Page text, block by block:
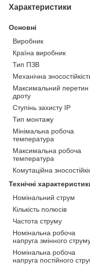
Характеристики
Основні
Виробник
Країна виробник
Тип ПЗВ
Механічна
Максимальний перетин
дроту
Ступінь захисту IP
Тип монтажу
Мінімальна робоча
температура
Максимальна робоча
температура
Комутаційна
Технічні
Номінальний струм
Кількість полюсів
Частота струму
Номінальна робоча
напруга змінного
Номінальна робоча
напруга постійного